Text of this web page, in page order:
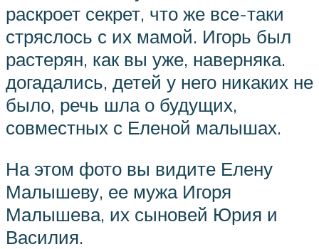
раскроет секрет, что же все-таки
стряслось с их мамой. Игорь был
растерян, как вы уже, наверняка.
догадались, детей у него никаких не
было, речь шла о будущих,
совместных с Еленой малышах.
На этом фото вы видите Елену
Малышеву, ее мужа Игоря
Малышева, их сыновей Юрия и
Василия.